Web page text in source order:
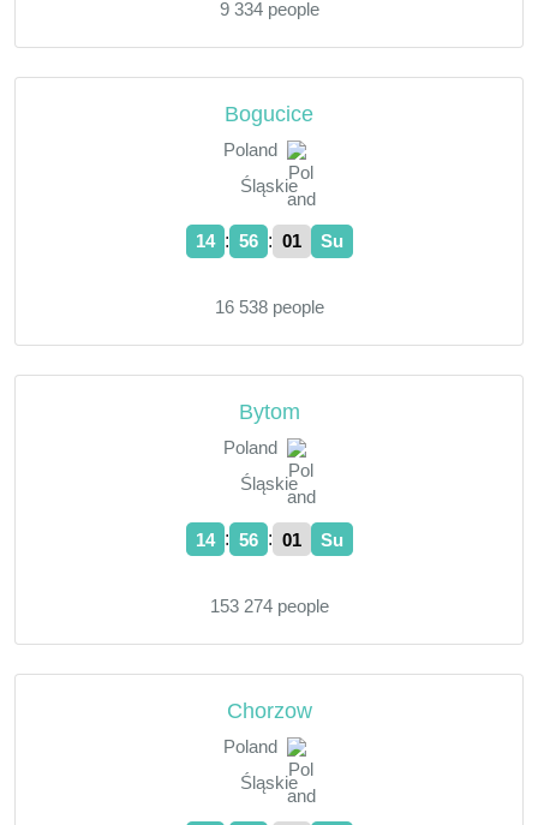
9 334 people
Bogucice
Poland
Śląskie
14 : 56 : 02 Su
16 538 people
Bytom
Poland
Śląskie
14 : 56 : 02 Su
153 274 people
Chorzow
Poland
Śląskie